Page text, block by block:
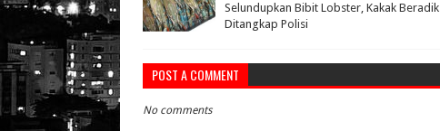
Selundupkan Bibit Lobster, Kakak Beradik
Ditangkap Polisi
POST A COMMENT
No comments